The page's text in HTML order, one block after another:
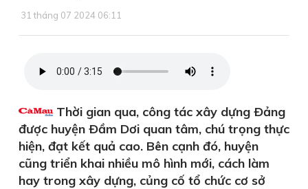
31 tháng 07 2024 06:11
Thời gian qua, công tác xây dựng Ðảng
được huyện Ðầm Dơi quan tâm, chú trọng thực
hiện, đạt kết quả cao. Bên cạnh đó, huyện
cũng triển khai nhiều mô hình mới, cách làm
hay trong xây dựng, củng cố tổ chức cơ sở